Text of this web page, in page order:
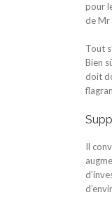
pour
de Mr
Tout
Bien
doit
Il